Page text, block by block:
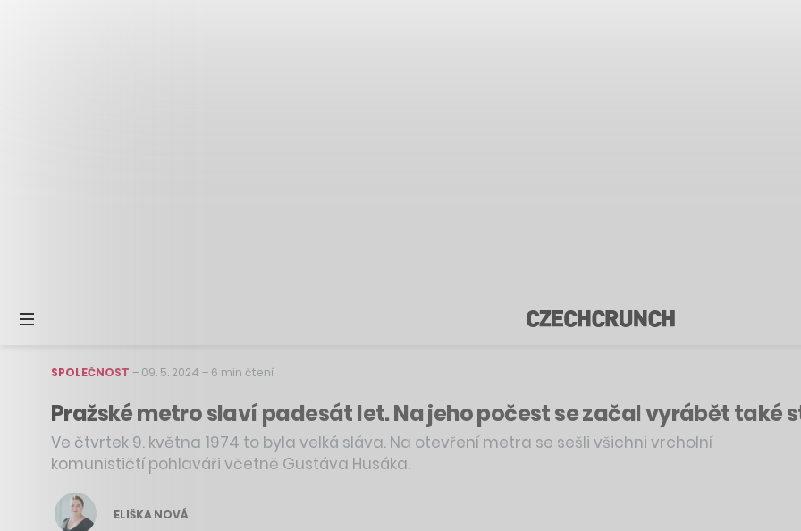
SPOLEČNOST – 09. 5. 2024 – 6 min čtení
Pražské metro slaví padesát let. Na jeho počest se začal vyrábět také
Ve čtvrtek 9. května 1974 to byla velká sláva. Na otevření metra se sešli všichni vrcholní
komunističtí pohlaváři včetně Gustáva Husáka.
ELIŠKA NOVÁ